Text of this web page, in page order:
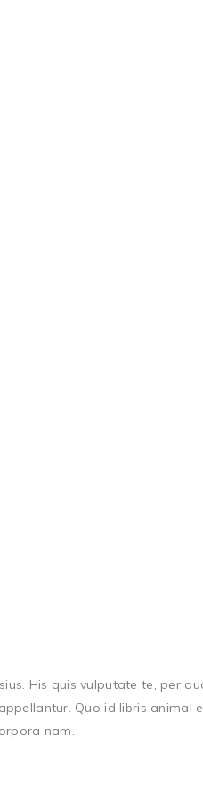
His quis vulputate te, per
Quo id libris animal
nam.